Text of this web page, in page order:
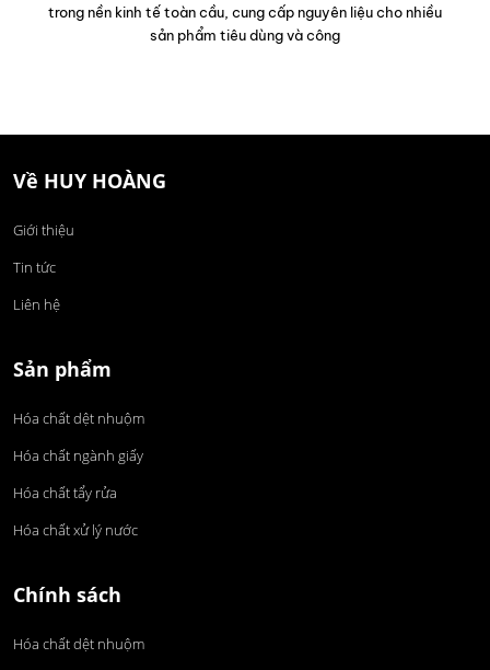
trong nền kinh tế toàn cầu, cung cấp nguyên liệu cho nhiều
sản phẩm tiêu dùng và công
Về HUY HOÀNG
Giới thiệu
Tin tức
Liên hệ
Sản phẩm
Hóa chất dệt nhuộm
Hóa chất ngành giấy
Hóa chất tẩy rửa
Hóa chất xử lý nước
Chính sách
Hóa chất dệt nhuộm